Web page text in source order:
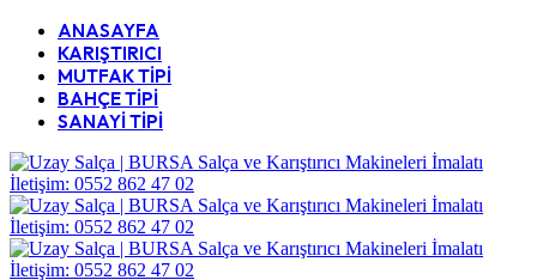
ANASAYFA
KARIŞTIRICI
MUTFAK TİPİ
BAHÇE TİPİ
SANAYİ TİPİ